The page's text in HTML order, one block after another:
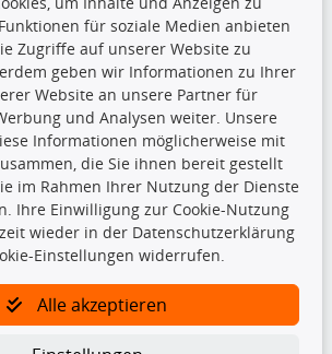
für soziale Medien anbieten
Zugriffe auf unserer Website zu
geben wir Informationen zu Ihrer
Website an unsere Partner für
und Analysen weiter. Unsere
Informationen möglicherweise mit
die Sie ihnen bereit gestellt
im Rahmen Ihrer Nutzung der Dienste
Ihre Einwilligung zur Cookie-Nutzung
wieder in der Datenschutzerklärung
Einstellungen widerrufen.
Alle akzeptieren